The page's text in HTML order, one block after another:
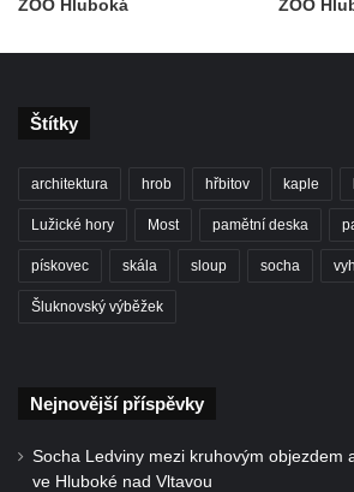
Duchcově
Socha Herkula se saní na nádvoří zámku v
Duchcově
Duchcově
ZOO Hluboká
ZOO
Štítky
architektura hrob hřbitov kaple
Lužické hory Most pamětní deska
pískovec skála sloup socha
Šluknovský výběžek
Nejnovější příspěvky
Socha Ledviny mezi kruhovým objezdem
ve Hluboké nad Vltavou